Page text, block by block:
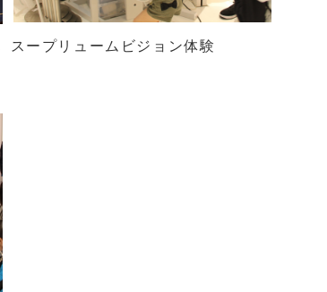
スープリュームビジョン体験